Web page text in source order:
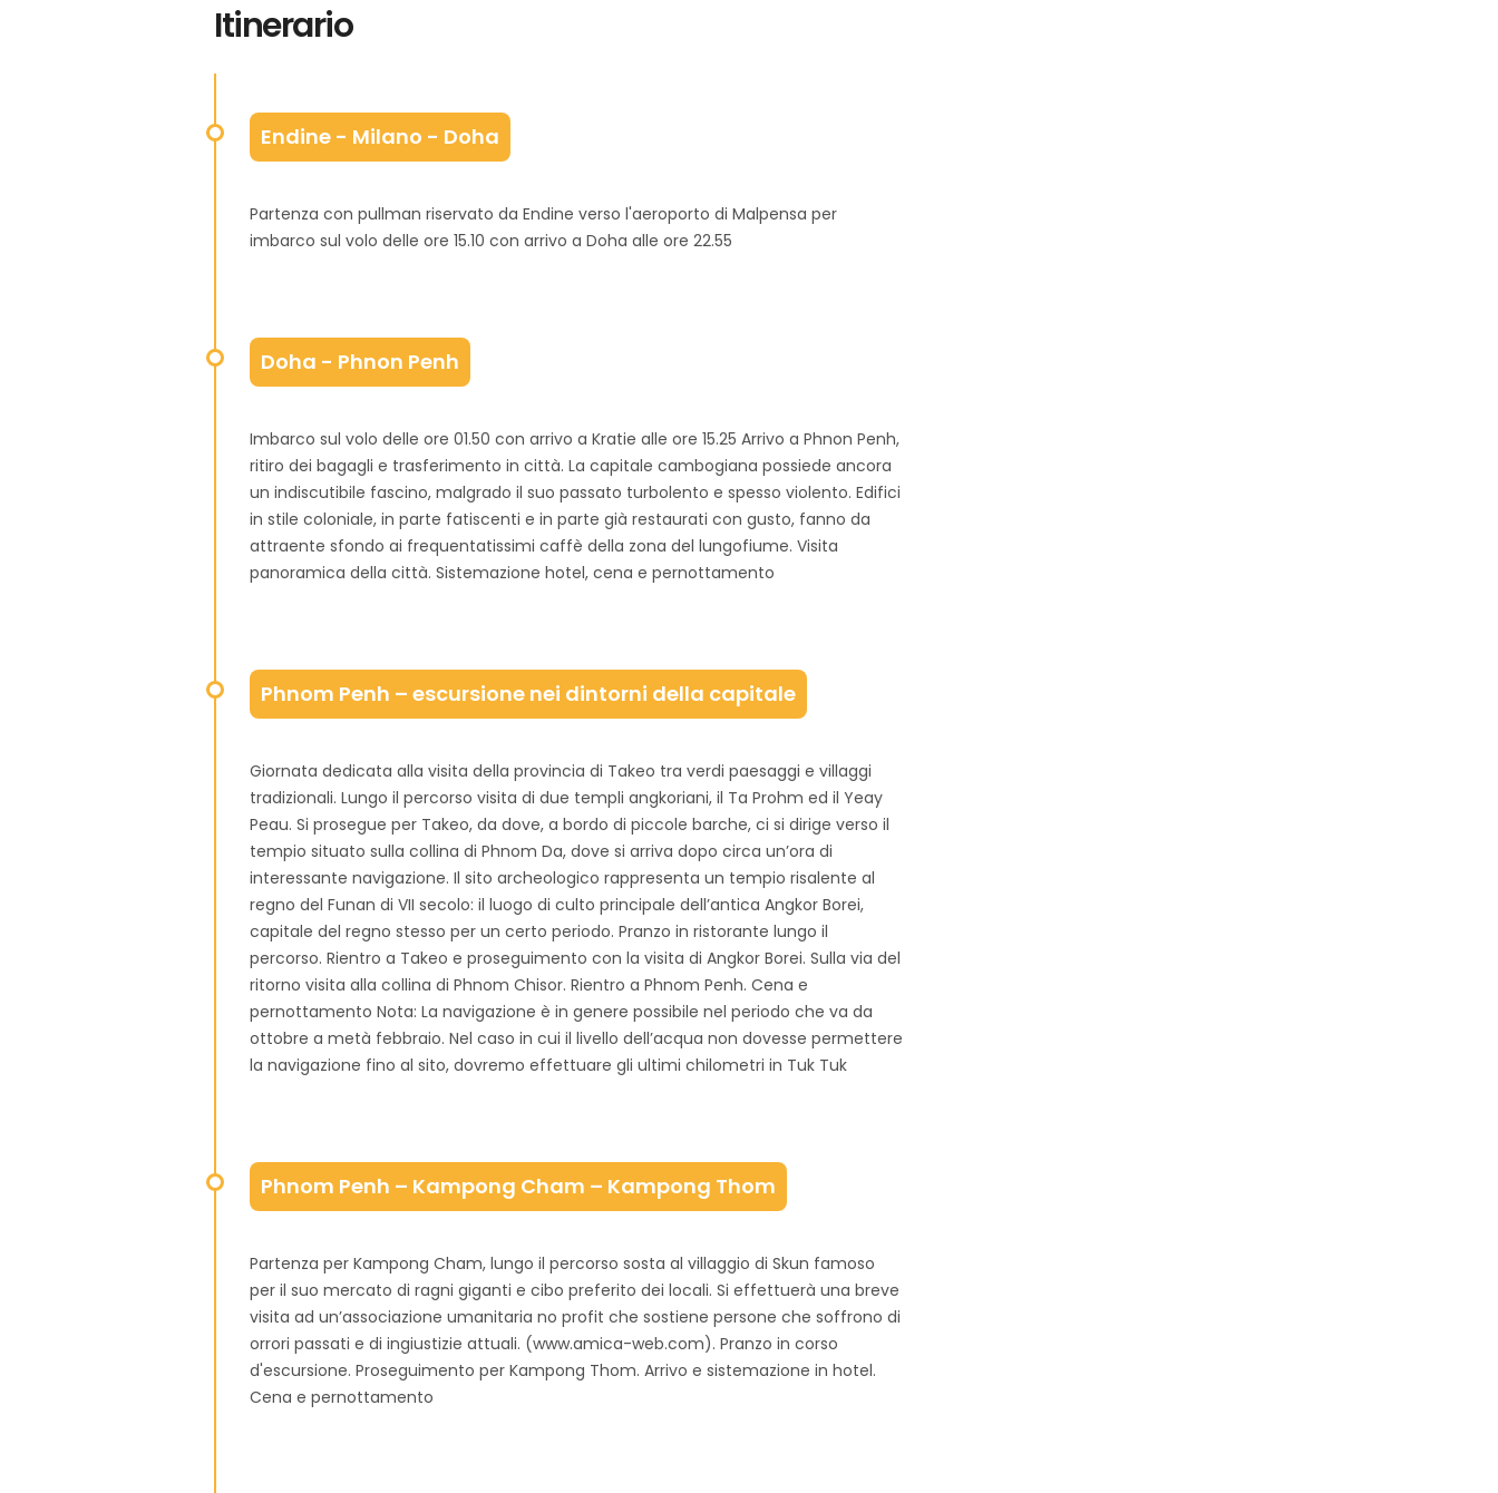
Itinerario
Endine - Milano - Doha
Partenza con pullman riservato da Endine verso l'aeroporto di Malpensa per
imbarco sul volo delle ore 15.10 con arrivo a Doha alle ore 22.55
Doha - Phnon Penh
Imbarco sul volo delle ore 01.50 con arrivo a Kratie alle ore 15.25 Arrivo a Phnon Penh,
ritiro dei bagagli e trasferimento in città. La capitale cambogiana possiede ancora
un indiscutibile fascino, malgrado il suo passato turbolento e spesso violento. Edifici
in stile coloniale, in parte fatiscenti e in parte già restaurati con gusto, fanno da
attraente sfondo ai frequentatissimi caffè della zona del lungofiume. Visita
panoramica della città. Sistemazione hotel, cena e pernottamento
Phnom Penh – escursione nei dintorni della capitale
Giornata dedicata alla visita della provincia di Takeo tra verdi paesaggi e villaggi
tradizionali. Lungo il percorso visita di due templi angkoriani, il Ta Prohm ed il Yeay
Peau. Si prosegue per Takeo, da dove, a bordo di piccole barche, ci si dirige verso il
tempio situato sulla collina di Phnom Da, dove si arriva dopo circa un’ora di
interessante navigazione. Il sito archeologico rappresenta un tempio risalente al
regno del Funan di VII secolo: il luogo di culto principale dell’antica Angkor Borei,
capitale del regno stesso per un certo periodo. Pranzo in ristorante lungo il
percorso. Rientro a Takeo e proseguimento con la visita di Angkor Borei. Sulla via del
ritorno visita alla collina di Phnom Chisor. Rientro a Phnom Penh. Cena e
pernottamento Nota: La navigazione è in genere possibile nel periodo che va da
ottobre a metà febbraio. Nel caso in cui il livello dell’acqua non dovesse permettere
la navigazione fino al sito, dovremo effettuare gli ultimi chilometri in Tuk Tuk
Phnom Penh – Kampong Cham – Kampong Thom
Partenza per Kampong Cham, lungo il percorso sosta al villaggio di Skun famoso
per il suo mercato di ragni giganti e cibo preferito dei locali. Si effettuerà una breve
visita ad un’associazione umanitaria no profit che sostiene persone che soffrono di
orrori passati e di ingiustizie attuali. (www.amica-web.com). Pranzo in corso
d'escursione. Proseguimento per Kampong Thom. Arrivo e sistemazione in hotel.
Cena e pernottamento